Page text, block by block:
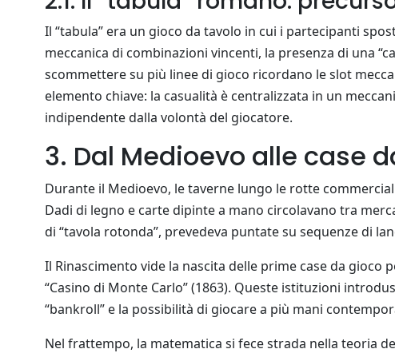
Il “tabula” era un gioco da tavolo in cui i partecipanti
meccanica di combinazioni vincenti, la presenza di una
scommettere su più linee di gioco ricordano le slot
elemento chiave: la casualità è centralizzata in un
indipendente dalla volontà del giocatore.
3. Dal Medioevo alle case
Durante il Medioevo, le taverne lungo le rotte
Dadi di legno e carte dipinte a mano circolavano tra
di “tavola rotonda”, prevedeva puntate su sequenze di
Il Rinascimento vide la nascita delle prime case da gioco
“Casino di Monte Carlo” (1863). Queste istituzioni
“bankroll” e la possibilità di giocare a più mani
Nel frattempo, la matematica si fece strada nella teoria